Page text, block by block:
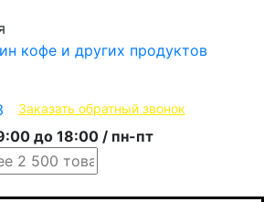
Заказать обратный звонок
до 18:00 / пн-пт